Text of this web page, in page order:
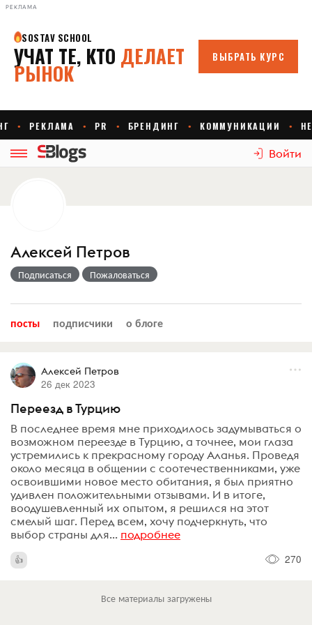
РЕКЛАМА
Войти
Алексей Петров
Подписаться Пожаловаться
посты подписчики о блоге
Алексей Петров
26 дек 2023
Переезд в Турцию
В последнее время мне приходилось задумываться о
возможном переезде в Турцию, а точнее, мои глаза
устремились к прекрасному городу Аланья. Проведя
около месяца в общении с соотечественниками, уже
освоившими новое место обитания, я был приятно
удивлен положительными отзывами. И в итоге,
воодушевленный их опытом, я решился на этот
смелый шаг. Перед всем, хочу подчеркнуть, что
выбор страны для... подробнее
270
Все материалы загружены